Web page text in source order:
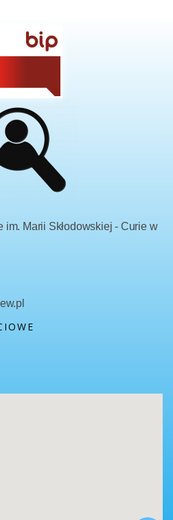
im. Marii Skłodowskiej - Curie w